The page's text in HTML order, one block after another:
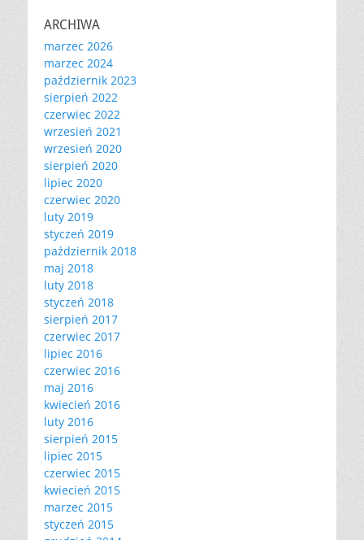
ARCHIWA
marzec 2026
marzec 2024
październik 2023
sierpień 2022
czerwiec 2022
wrzesień 2021
wrzesień 2020
sierpień 2020
lipiec 2020
czerwiec 2020
luty 2019
styczeń 2019
październik 2018
maj 2018
luty 2018
styczeń 2018
sierpień 2017
czerwiec 2017
lipiec 2016
czerwiec 2016
maj 2016
kwiecień 2016
luty 2016
sierpień 2015
lipiec 2015
czerwiec 2015
kwiecień 2015
marzec 2015
styczeń 2015